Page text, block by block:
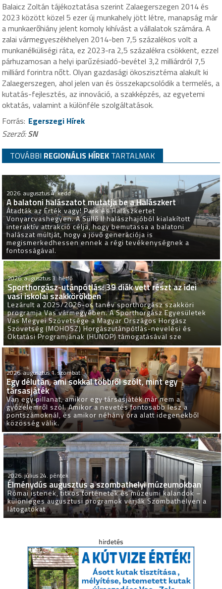
Balaicz Zoltán tájékoztatása szerint Zalaegerszegen 2014 és
2023 között közel 5 ezer új munkahely jött létre, manapság már
a munkaerőhiány jelent komoly kihívást a vállalatok számára. A
zalai vármegyeszékhelyen 2014-ben 7,5 százalékos volt a
munkanélküliségi ráta, ez 2023-ra 2,5 százalékra csökkent, ezzel
párhuzamosan a helyi iparűzésiadó-bevétel 3,2 milliárdról 7,5
milliárd forintra nőtt. Olyan gazdasági ökoszisztéma alakult ki
Zalaegerszegen, ahol jelen van és összekapcsolódik a termelés, a
kutatás-fejlesztés, az innováció, a szakképzés, az egyetemi
oktatás, valamint a különféle szolgáltatások.
Forrás: Egerszegi Hírek
Szerző:SN
TOVÁBBI REGIONÁLIS HÍREK TARTALMAK
2026. augusztus 4. kedd
A balatoni halászatot mutatja be a Halászkert
Átadták az Érték vagy! Park és Halászkertet
Vonyarcvashegyen. A Süllő II halászhajóból kialakított
interaktív attrakció célja, hogy bemutassa a balatoni
halászat múltját, hogy a jövő generációja is
megismerkedhessen ennek a régi tevékenységnek a
fontosságával.
2026. augusztus 3. hétfő
Sporthorgász-utánpótlás: 39 diák vett részt az idei
vasi iskolai szakkörökben
Lezárult a 2025/2026-os tanév sporthorgász szakköri
programja Vas vármegyében. A Sporthorgász Egyesületek
Vas Megyei Szövetsége a Magyar Országos Horgász
Szövetség (MOHOSZ) Horgászutánpótlás-nevelési és
Oktatási Programjának (HUNOP) támogatásával sze
2026. augusztus 1. szombat
Egy délután, ami sokkal többről szólt, mint egy
társasjáték
Van egy pillanat, amikor egy társasjáték már nem a
győzelemről szól. Amikor a nevetés fontosabb lesz a
pontszámoknál, és amikor néhány óra alatt idegenekből
közösség válik.
2026. július 24. péntek
Élménydús augusztus a szombathelyi múzeumokban
Római istenek, titkos történetek és múzeumi kalandok –
különleges augusztusi programok várják Szombathelyen a
látogatókat